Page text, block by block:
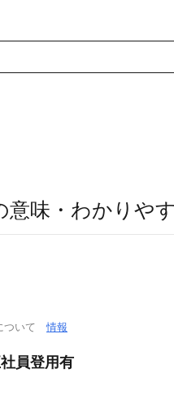
意味・わかりや
ついて情報
員登用有